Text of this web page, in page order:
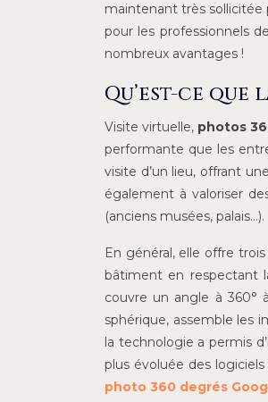
maintenant très
pour les professionnels
nombreux avantages !
Qu’est-ce
Visite virtuelle, photos
performante que les
visite d’un lieu, offrant
également à valoriser
(anciens musées, palais…).
En général, elle offre
bâtiment en respectant
couvre un angle à 360°
sphérique, assemble les
la technologie a permis
plus évoluée des
photo 360 degrés